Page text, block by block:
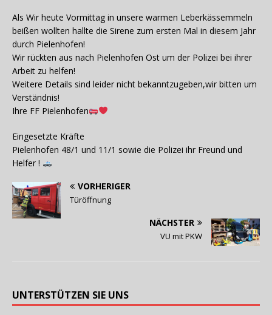
Als Wir heute Vormittag in unsere warmen Leberkässemmeln
beißen wollten hallte die Sirene zum ersten Mal in diesem Jahr
durch Pielenhofen!
Wir rückten aus nach Pielenhofen Ost um der Polizei bei ihrer
Arbeit zu helfen!
Weitere Details sind leider nicht bekanntzugeben,wir bitten um
Verständnis!
Ihre FF Pielenhofen
Eingesetzte Kräfte
Pielenhofen 48/1 und 11/1 sowie die Polizei ihr Freund und
Helfer !
VORHERIGER
Türöffnung
NÄCHSTER
VU mit PKW
UNTERSTÜTZEN SIE UNS